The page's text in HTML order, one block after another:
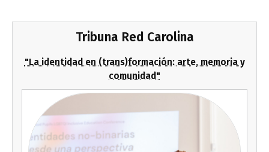
Tribuna Red Carolina
"La identidad en (trans)formación: arte, memoria y
comunidad"